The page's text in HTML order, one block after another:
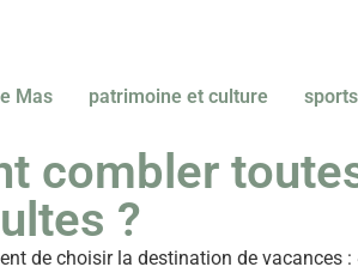
Mas patrimoine et culture sports
combler
?
de choisir la destination de vacances :